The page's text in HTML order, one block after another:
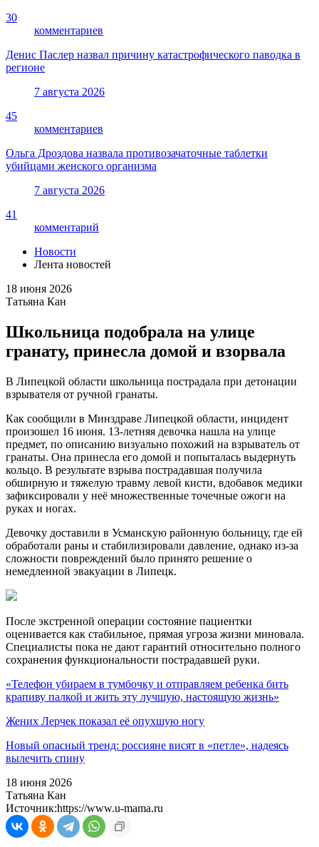
30
комментариев
Денис Паслер назвал причину катастрофического паводка в
регионе
7 августа 2026
45
комментариев
Ольга Дроздова назвала противозачаточные таблетки
убийцами женского организма
7 августа 2026
41
комментарий
Новости
Лента новостей
18 июня 2026
Татьяна Кан
Школьница подобрала на улице
гранату, принесла домой и взорвала
В Липецкой области школьница пострадала при детонации
взрывателя от ручной гранаты.
Как сообщили в Минздраве Липецкой области, инцидент
произошел 16 июня. 13-летняя девочка нашла на улице
предмет, по описанию визуально похожий на взрыватель от
гранаты. Она принесла его домой и попыталась выдернуть
кольцо. В результате взрыва пострадавшая получила
обширную и тяжелую травму левой кисти, вдобавок медики
зафиксировали у неё множественные точечные ожоги на
руках и ногах.
Девочку доставили в Усманскую районную больницу, где ей
обработали раны и стабилизировали давление, однако из-за
сложности повреждений было принято решение о
немедленной эвакуации в Липецк.
После экстренной операции состояние пациентки
оценивается как стабильное, прямая угроза жизни миновала.
Специалисты пока не дают гарантий относительно полного
сохранения функциональности пострадавшей руки.
«Телефон убираем в тумбочку и отправляем ребенка бить
крапиву палкой и жить эту лучшую, настоящую жизнь»
Жених Лерчек показал её опухшую ногу
Новый опасный тренд: россияне висят в «петле», надеясь
вылечить спину
18 июня 2026
Татьяна Кан
Источник:https://www.u-mama.ru